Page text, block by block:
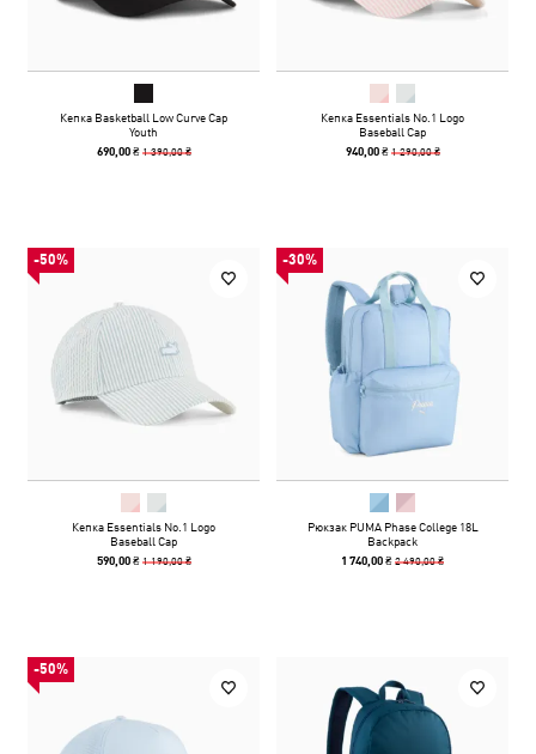
Кепка Basketball Low Curve Cap
Youth
690,00 ₴ 1 390,00 ₴
Кепка Essentials No.1 Logo
Baseball Cap
940,00 ₴ 1 290,00 ₴
-50%
Кепка Essentials No.1 Logo
Baseball Cap
590,00 ₴ 1 190,00 ₴
-30%
Рюкзак PUMA Phase College 18L
Backpack
1 740,00 ₴2 490,00 ₴
-50%